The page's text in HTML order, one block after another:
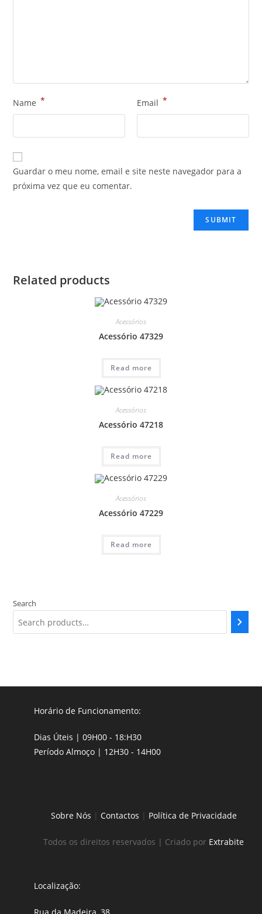
Name * Email *
Guardar o meu nome, email e site neste navegador para a
próxima vez que eu comentar.
Related products
Acessórios
Acessório 47329
Read more
Acessórios
Acessório 47218
Read more
Acessórios
Acessório 47229
Read more
Search
Horário de Funcionamento:
Dias Úteis | 09H00 - 18:H30
Período Almoço | 12H30 - 14H00
Sobre Nós | Contactos | Política de Privacidade
Todos os direitos reservados | Criado por Extrabite
Localização: